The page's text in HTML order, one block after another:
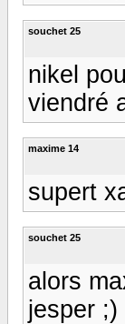
souchet 25
nikel
viendré
maxime 14
supert
souchet 25
alors
jesper ;)